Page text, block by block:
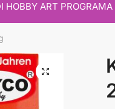
HOBBY ART